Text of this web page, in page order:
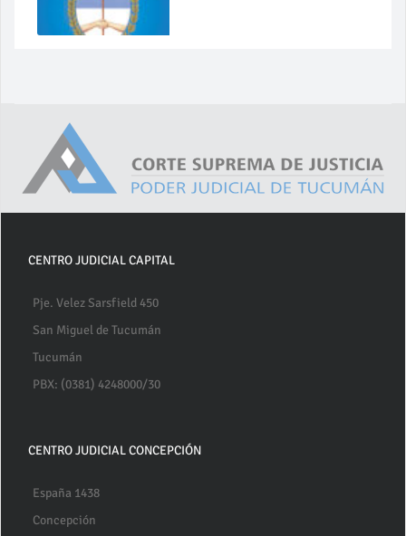
CENTRO JUDICIAL CAPITAL
Pje. Velez Sarsfield 450
San Miguel de Tucumán
Tucumán
PBX: (0381) 4248000/30
CENTRO JUDICIAL CONCEPCIÓN
España 1438
Concepción